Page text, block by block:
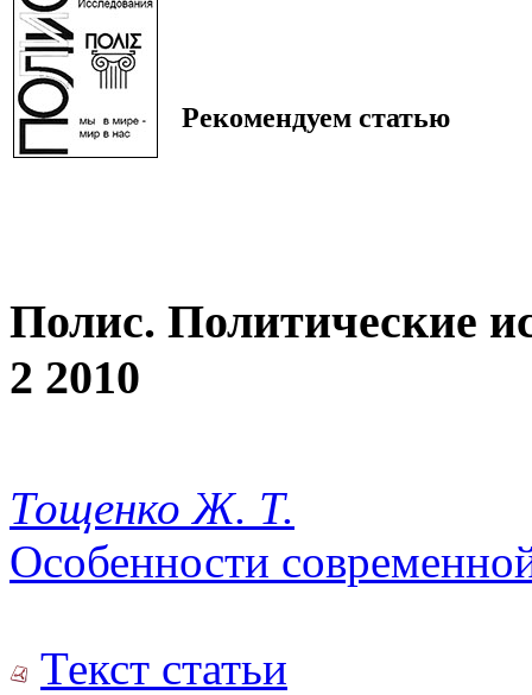
Рекомендуем статью
Полис. Политические
2 2010
Тощенко Ж. Т.
Особенности
Текст статьи